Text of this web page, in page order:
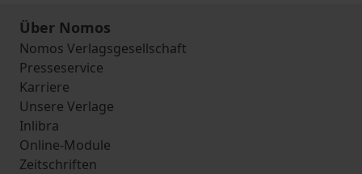
Über Nomos
Nomos Verlagsgesellschaft
Presseservice
Karriere
Unsere Verlage
Inlibra
Online-Module
Zeitschriften